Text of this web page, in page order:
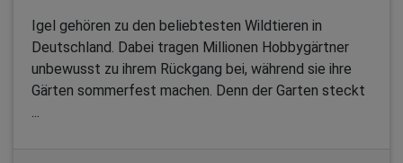
Igel gehören zu den beliebtesten Wildtieren in
Deutschland. Dabei tragen Millionen Hobbygärtner
unbewusst zu ihrem Rückgang bei, während sie ihre
Gärten sommerfest machen. Denn der Garten steckt